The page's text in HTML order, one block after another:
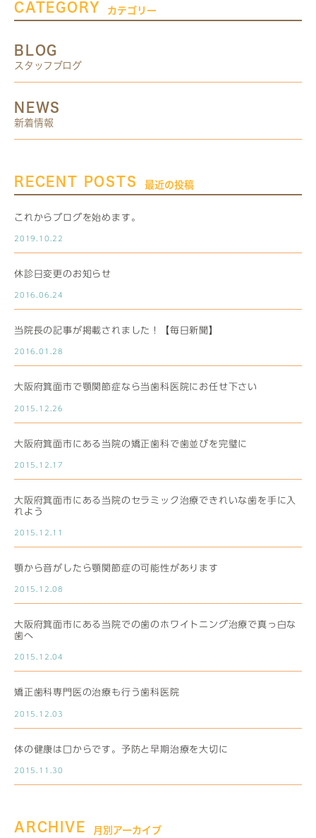
CATEGORY カテゴリー
BLOG
スタッフブログ
NEWS
新着情報
RECENT POSTS 最近の投稿
これからブログを始めます。
2019.10.22
休診日変更のお知らせ
2016.06.24
当院長の記事が掲載されました！【毎日新聞】
2016.01.28
大阪府箕面市で顎関節症なら当歯科医院にお任せ下さい
2015.12.26
大阪府箕面市にある当院の矯正歯科で歯並びを完璧に
2015.12.17
大阪府箕面市にある当院のセラミック治療できれいな歯を手に入
れよう
2015.12.11
顎から音がしたら顎関節症の可能性があります
2015.12.08
大阪府箕面市にある当院での歯のホワイトニング治療で真っ白な
歯へ
2015.12.04
矯正歯科専門医の治療も行う歯科医院
2015.12.03
体の健康は口からです。予防と早期治療を大切に
2015.11.30
ARCHIVE 月別アーカイブ